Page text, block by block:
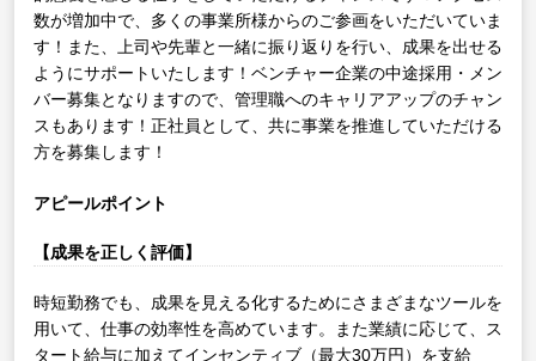
数が増加中で、多くの事業所様からのご参画をいただいていま
す！また、上司や先輩と一緒に振り返りを行い、成果を出せる
ようにサポートいたします！ベンチャー企業の中途採用・メン
バー募集となりますので、管理職へのキャリアアップのチャン
スもあります！正社員として、共に事業を推進していただける
方を募集します！
アピールポイント
【成果を正しく評価】
時短勤務でも、成果を見える化するためにさまざまなツールを
用いて、仕事の効率性を高めています。また業績に応じて、ス
タート給与に加えてインセンティブ（最大30万円）を支給